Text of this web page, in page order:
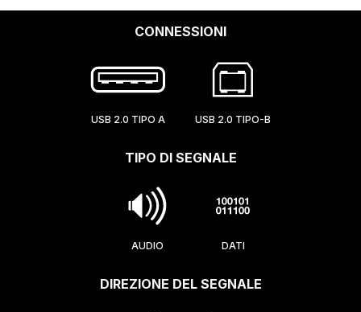
CONNESSIONI
USB 2.0 TIPO A USB 2.0 TIPO-B
TIPO DI SEGNALE
AUDIO DATI
DIREZIONE DEL SEGNALE